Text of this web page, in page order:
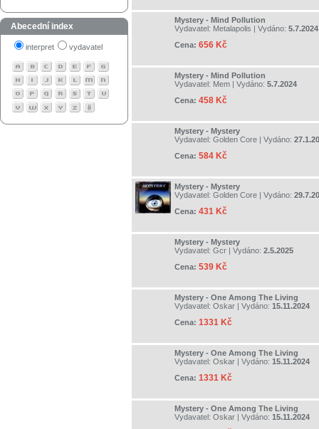
Abecední index
interpret vydavatel
Mystery - Mind Pollution
Vydavatel: Metalapolis | Vydáno: 5.7.2024
Cena: 656 Kč
Mystery - Mind Pollution
Vydavatel: Mem | Vydáno: 5.7.2024
Cena: 458 Kč
Mystery - Mystery
Vydavatel: Golden Core | Vydáno:
Cena: 584 Kč
Mystery - Mystery
Vydavatel: Golden Core | Vydáno:
Cena: 431 Kč
Mystery - Mystery
Vydavatel: Gcr | Vydáno: 2.5.2025
Cena: 539 Kč
Mystery - One Among The Living
Vydavatel: Oskar | Vydáno: 15.11.2024
Cena: 1331 Kč
Mystery - One Among The Living
Vydavatel: Oskar | Vydáno: 15.11.2024
Cena: 1331 Kč
Mystery - One Among The Living
Vydavatel: Oskar | Vydáno: 15.11.2024